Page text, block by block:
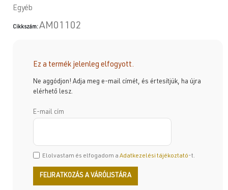
Egyéb
Cikkszám:AM01102
Ez a termék jelenleg elfogyott.
Ne aggódjon! Adja meg e-mail címét, és értesítjük, ha újra
elérhető lesz.
E-mail cím
Elolvastam és elfogadom a Adatkezelési tájékoztató-t.